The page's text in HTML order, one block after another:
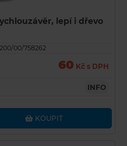
lepí i dřevo
00/758262
60 Kč s DPH
INFO
KOUPIT